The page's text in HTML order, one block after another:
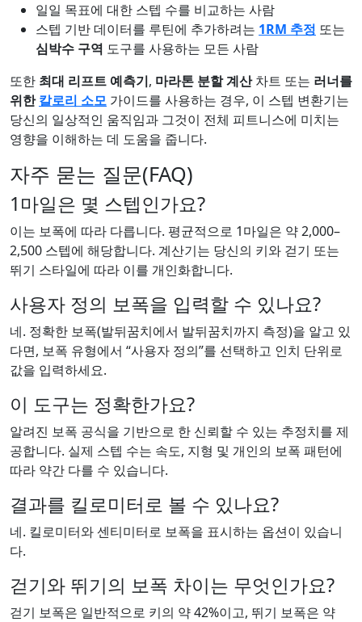
일일 목표에 대한 스텝 수를 비교하는 사람
스텝 기반 데이터를 루틴에 추가하려는 1RM 추정 또는
심박수 구역 도구를 사용하는 모든 사람
또한 최대 리프트 예측기, 마라톤 분할 계산차트 또는 러너를
위한칼로리 소모 가이드를 사용하는 경우, 이 스텝 변환기는
당신의 일상적인 움직임과 그것이 전체 피트니스에 미치는
영향을 이해하는 데 도움을 줍니다.
자주 묻는 질문(FAQ)
1마일은 몇 스텝인가요?
이는 보폭에 따라 다릅니다. 평균적으로 1마일은 약 2,000–
2,500 스텝에 해당합니다. 계산기는 당신의 키와 걷기 또는
뛰기 스타일에 따라 이를 개인화합니다.
사용자 정의 보폭을 입력할 수 있나요?
네. 정확한 보폭(발뒤꿈치에서 발뒤꿈치까지 측정)을 알고 있
다면, 보폭 유형에서 “사용자 정의”를 선택하고 인치 단위로
값을 입력하세요.
이 도구는 정확한가요?
알려진 보폭 공식을 기반으로 한 신뢰할 수 있는 추정치를 제
공합니다. 실제 스텝 수는 속도, 지형 및 개인의 보폭 패턴에
따라 약간 다를 수 있습니다.
결과를 킬로미터로 볼 수 있나요?
네. 킬로미터와 센티미터로 보폭을 표시하는 옵션이 있습니
다.
걷기와 뛰기의 보폭 차이는 무엇인가요?
걷기 보폭은 일반적으로 키의 약 42%이고, 뛰기 보폭은 약